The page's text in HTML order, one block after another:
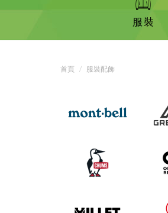
服裝
首頁 服裝配飾